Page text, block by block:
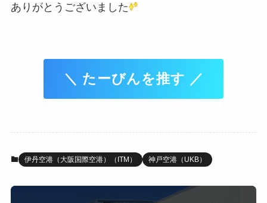
ありがとうございました
＼ たーびんを推す ／
伊丹空港（大阪国際空港）（ITM） 神戸空港（UKB）